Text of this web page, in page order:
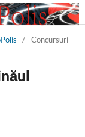
/ Concursuri